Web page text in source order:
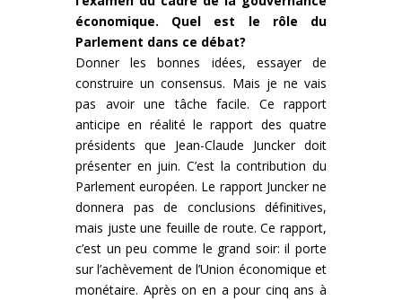
économique. Quel est le rôle du
Parlement dans ce débat?
Donner les bonnes idées, essayer de
construire un consensus. Mais je ne vais
pas avoir une tâche facile. Ce rapport
anticipe en réalité le rapport des quatre
présidents que Jean-Claude Juncker doit
présenter en juin. C’est la contribution du
Parlement européen. Le rapport Juncker ne
donnera pas de conclusions définitives,
mais juste une feuille de route. Ce rapport,
c’est un peu comme le grand soir: il porte
sur l’achèvement de l’Union économique et
monétaire. Après on en a pour cinq ans à